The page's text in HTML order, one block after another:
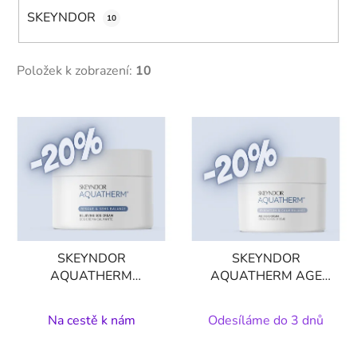
SKEYNDOR 10
Položek k zobrazení: 10
V
SKEYNDOR
AQUATHERM
CREAM - okamžitě
zklidňující krém 50 ml
Na cestě k nám
SKEYNDOR
AQUATHERM AGE
krém pro zralou nebo
předčasně zestárlou
Odesíláme do 3 dnů